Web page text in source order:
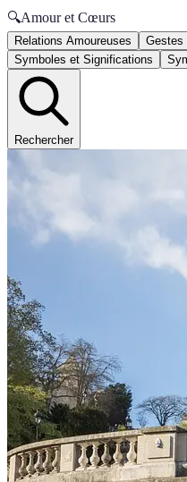
🔍Amour et Cœurs
Relations Amoureuses Gestes
Symboles et Significations
Rechercher